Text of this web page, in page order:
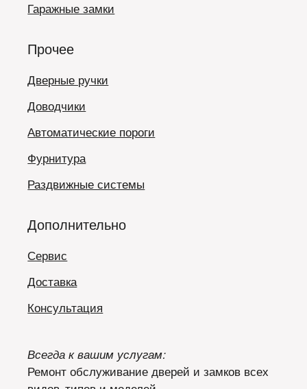
Гаражные замки
Прочее
Дверные ручки
Доводчики
Автоматические пороги
Фурнитура
Раздвижные системы
Дополнительно
Сервис
Доставка
Консультация
Всегда к вашим услугам:
Ремонт обслуживание дверей и замков всех